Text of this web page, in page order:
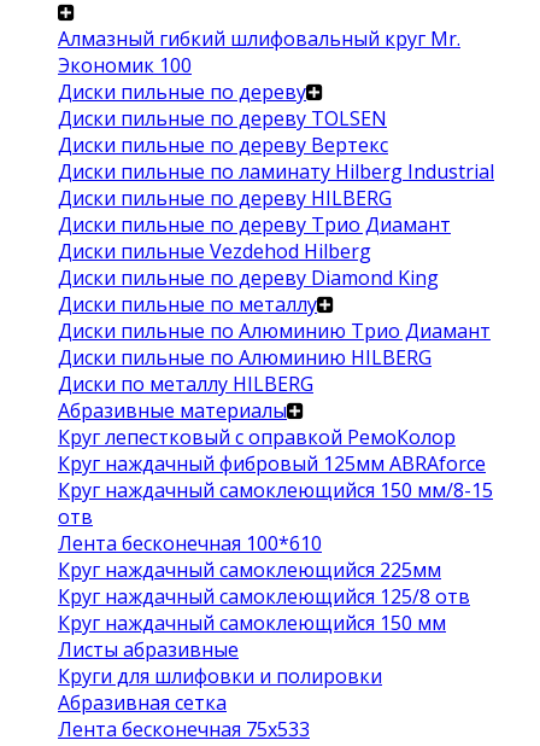
Алмазный гибкий шлифовальный круг Mr.
Экономик 100
Диски пильные по дереву
Диски пильные по дереву TOLSEN
Диски пильные по дереву Вертекс
Диски пильные по ламинату Hilberg Industrial
Диски пильные по дереву HILBERG
Диски пильные по дереву Трио Диамант
Диски пильные Vezdehod Hilberg
Диски пильные по дереву Diamond King
Диски пильные по металлу
Диски пильные по Алюминию Трио Диамант
Диски пильные по Алюминию HILBERG
Диски по металлу HILBERG
Абразивные материалы
Круг лепестковый с оправкой РемоКолор
Круг наждачный фибровый 125мм ABRAforce
Круг наждачный самоклеющийся 150 мм/8-15
отв
Лента бесконечная 100*610
Круг наждачный самоклеющийся 225мм
Круг наждачный самоклеющийся 125/8 отв
Круг наждачный самоклеющийся 150 мм
Листы абразивные
Круги для шлифовки и полировки
Абразивная сетка
Лента бесконечная 75х533